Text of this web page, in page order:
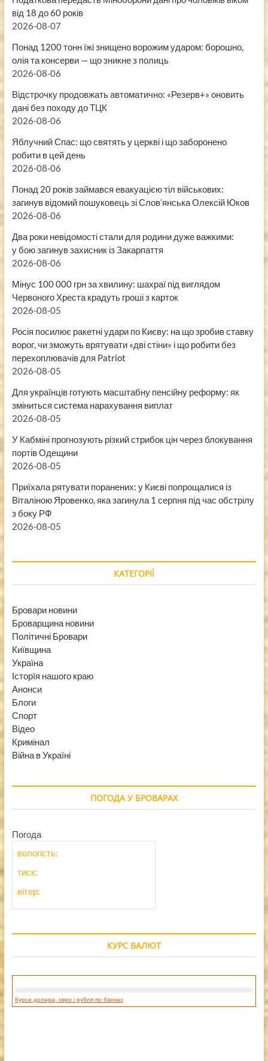
від 18 до 60 років
2026-08-07
Понад 1200 тонн їжі знищено ворожим ударом: борошно,
олія та консерви — що зникне з полиць
2026-08-06
Відстрочку продовжать автоматично: «Резерв+» оновить
дані без походу до ТЦК
2026-08-06
Яблучний Спас: що святять у церкві і що заборонено
робити в цей день
2026-08-06
Понад 20 років займався евакуацією тіл військових:
загинув відомий пошуковець зі Слов’янська Олексій Юков
2026-08-06
Два роки невідомості стали для родини дуже важкими:
у бою загинув захисник із Закарпаття
2026-08-06
Мінус 100 000 грн за хвилину: шахраї під виглядом
Червоного Хреста крадуть гроші з карток
2026-08-05
Росія посилює ракетні удари по Києву: на що зробив ставку
ворог, чи зможуть врятувати «дві стіни» і що робити без
перехоплювачів для Patriot
2026-08-05
Для українців готують масштабну пенсійну реформу: як
зміниться система нарахування виплат
2026-08-05
У Кабміні прогнозують різкий стрибок цін через блокування
портів Одещини
2026-08-05
Приїхала рятувати поранених: у Києві попрощалися із
Віталіною Яровенко, яка загинула 1 серпня під час обстрілу
з боку РФ
2026-08-05
КАТЕГОРІЇ
Бровари новини
Броварщина новини
Політичні Бровари
Київщина
Україна
Історїя нашого краю
Анонси
Блоги
Спорт
Відео
Кримінал
Війна в Україні
ПОГОДА У БРОВАРАХ
Погода
вологість:
тиск:
вітер:
КУРС ВАЛЮТ
Курси долара, євро і рубля по банках